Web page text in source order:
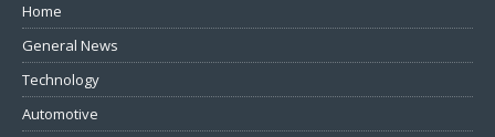
Home
General News
Technology
Automotive